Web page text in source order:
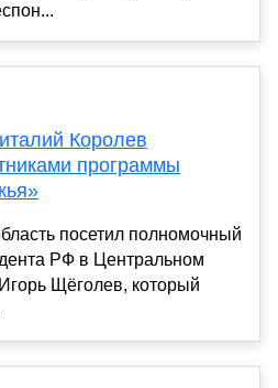
Королев
программы
посетил полномочный
РФ в Центральном
Щёголев, который